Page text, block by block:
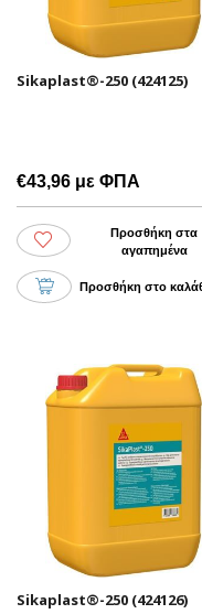
Sikaplast®-250 (424125)
€43,96 με ΦΠΑ
Προσθήκη στα
αγαπημένα
Προσθήκη στο
Sikaplast®-250 (424126)